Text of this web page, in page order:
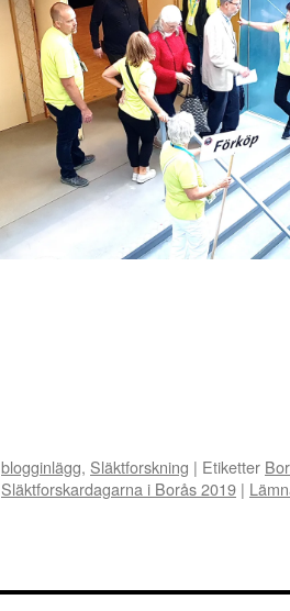
blogginlägg, Släktforskning | Etiketter
Släktforskardagarna i Borås 2019 |